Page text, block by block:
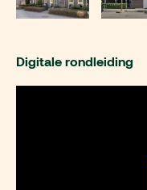
Digitale rondleiding